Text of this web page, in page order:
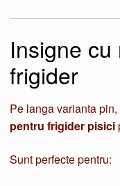
Insigne
frigider
Pe langa varianta
pentru frigider pisici
Sunt perfecte pentru: